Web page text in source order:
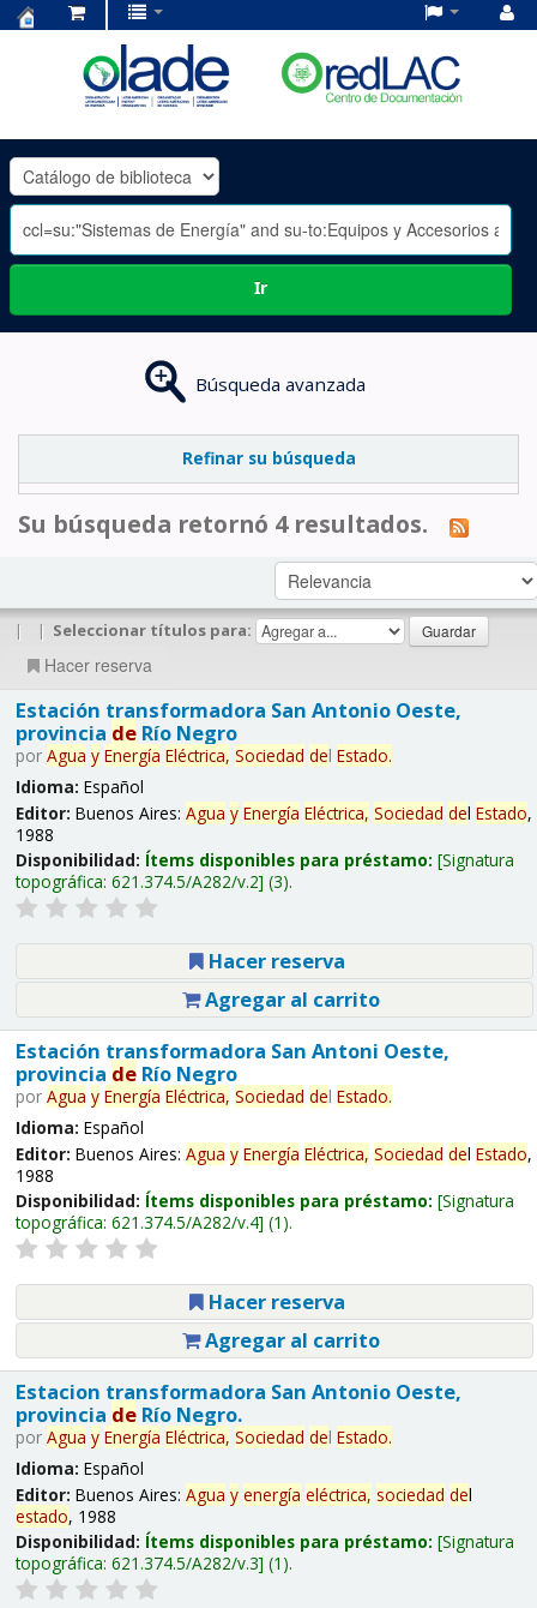
OLADE
-
Ir
Búsqueda avanzada
Refinar su búsqueda
Su búsqueda retornó 4 resultados.
| | Seleccionar títulos para:
Hacer reserva
Estación transformadora San Antonio Oeste,
provincia deRío Negro
por Agua y Energía Eléctrica, Sociedad del Estado.
Idioma: Español
Editor: Buenos Aires: Agua y Energía Eléctrica, Sociedad del Estado,
1988
Disponibilidad: Ítems disponibles para préstamo: Signatura
topográfica: 621.374.5/A282/v.2 (3).
Hacer reserva
Agregar al carrito
Estación transformadora San Antoni Oeste,
provincia deRío Negro
por Agua y Energía Eléctrica, Sociedad del Estado.
Idioma: Español
Editor: Buenos Aires: Agua y Energía Eléctrica, Sociedad del Estado,
1988
Disponibilidad: Ítems disponibles para préstamo: Signatura
topográfica: 621.374.5/A282/v.4 (1).
Hacer reserva
Agregar al carrito
Estacion transformadora San Antonio Oeste,
provincia deRío Negro.
por Agua y Energía Eléctrica, Sociedad del Estado.
Idioma: Español
Editor: Buenos Aires: Agua y energía eléctrica, sociedad del
estado, 1988
Disponibilidad: Ítems disponibles para préstamo: Signatura
topográfica: 621.374.5/A282/v.3 (1).